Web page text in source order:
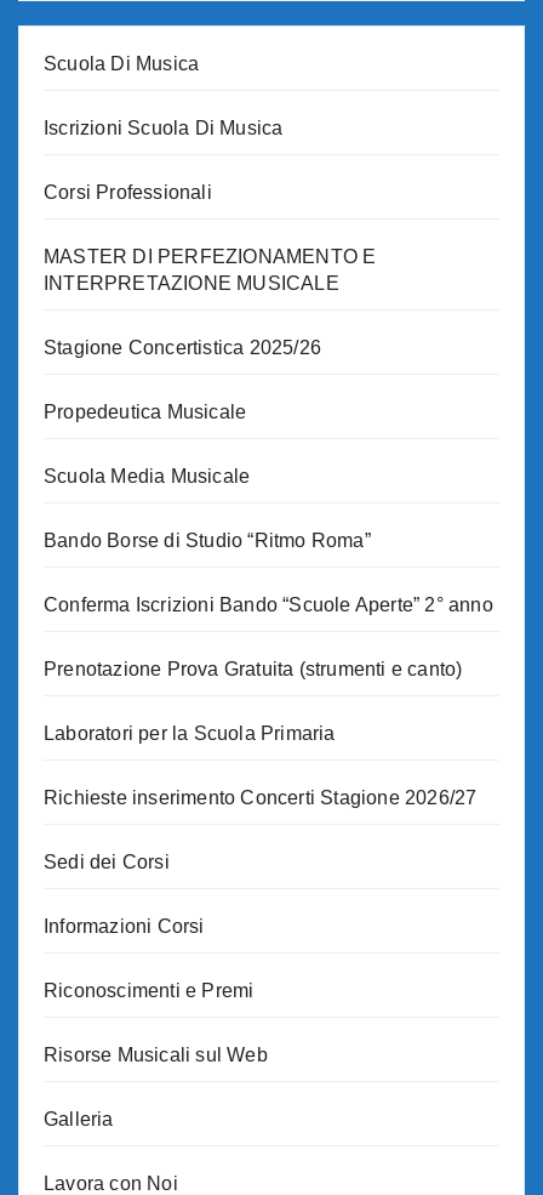
Scuola Di Musica
Iscrizioni Scuola Di Musica
Corsi Professionali
MASTER DI PERFEZIONAMENTO E
INTERPRETAZIONE MUSICALE
Stagione Concertistica 2025/26
Propedeutica Musicale
Scuola Media Musicale
Bando Borse di Studio “Ritmo Roma”
Conferma Iscrizioni Bando “Scuole Aperte” 2° anno
Prenotazione Prova Gratuita (strumenti e canto)
Laboratori per la Scuola Primaria
Richieste inserimento Concerti Stagione 2026/27
Sedi dei Corsi
Informazioni Corsi
Riconoscimenti e Premi
Risorse Musicali sul Web
Galleria
Lavora con Noi